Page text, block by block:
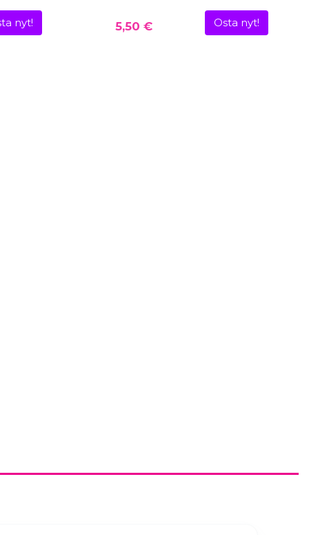
nyt! 5,50 € Osta nyt!